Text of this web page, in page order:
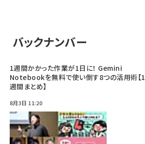
バックナンバー
1週間かかった作業が1日に！ Gemini
Notebookを無料で使い倒す8つの活用術【1
週間まとめ】
8月3日 11:20